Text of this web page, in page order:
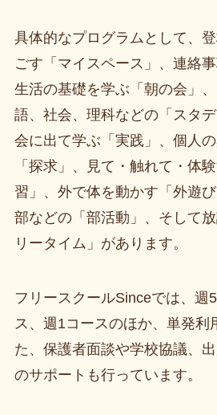
具体的なプログラムとして、
ごす「マイスペース」、連絡
生活の基礎を学ぶ「朝の会」
語、社会、理科などの「スタ
会に出て学ぶ「実践」、個人
「探求」、見て・触れて・体
習」、外で体を動かす「外遊
部などの「部活動」、そして
リータイム」があります。
フリースクールSinceでは、週
ス、週1コースのほか、単発利
た、保護者面談や学校協議、
のサポートも行っています。